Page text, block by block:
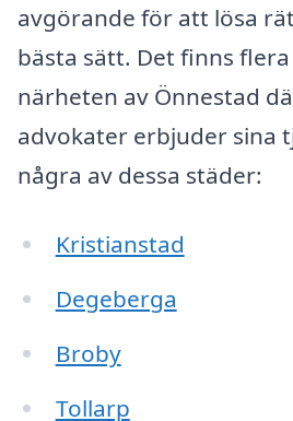
avgörande för att lösa
bästa sätt. Det finns
närheten av Önnestad
advokater erbjuder sina
några av dessa städer:
Kristianstad
Degeberga
Broby
Tollarp